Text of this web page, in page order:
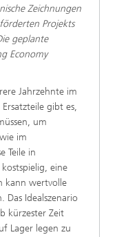
Zeichnungen
Projekts
geplante
Economy
Jahrzehnte im
gibt es,
um
im
Teile in
eine
kann wertvolle
Das Idealszenario
kürzester Zeit
Lager legen zu